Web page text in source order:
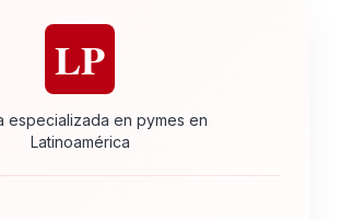
LP
especializada en pymes en
Latinoamérica